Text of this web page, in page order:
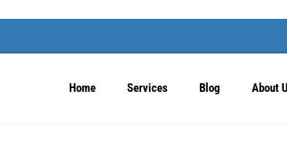
Home Services Blog About